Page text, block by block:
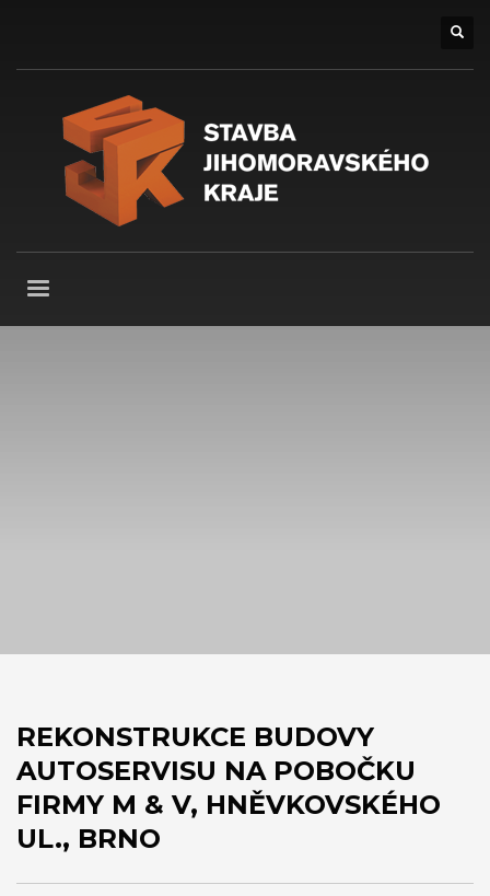
REKONSTRUKCE BUDOVY
AUTOSERVISU NA POBOČKU
FIRMY M & V, HNĚVKOVSKÉHO
UL., BRNO